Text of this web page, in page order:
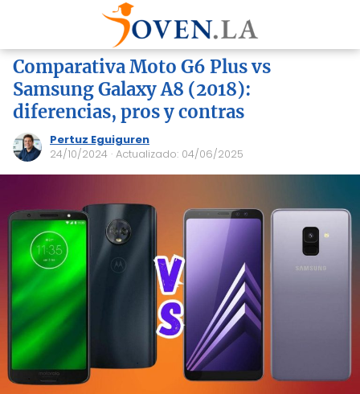
Comparativa Moto G6 Plus vs
Samsung Galaxy A8 (2018):
diferencias, pros y contras
Pertuz Eguiguren
24/10/2024 · Actualizado: 04/06/2025